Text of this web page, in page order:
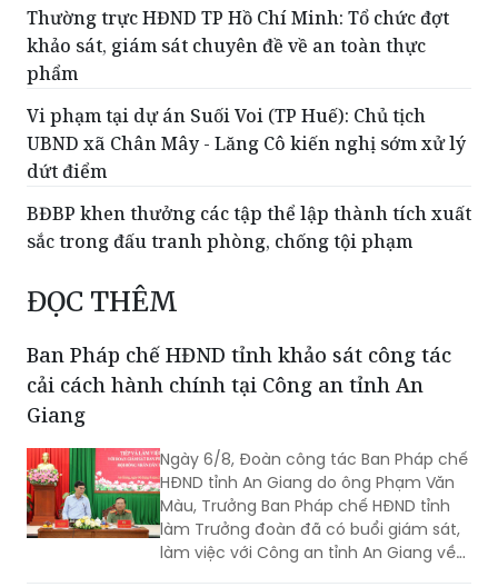
Thường trực HĐND TP Hồ Chí Minh: Tổ chức đợt
khảo sát, giám sát chuyên đề về an toàn thực
phẩm
Vi phạm tại dự án Suối Voi (TP Huế): Chủ tịch
UBND xã Chân Mây - Lăng Cô kiến nghị sớm xử lý
dứt điểm
BĐBP khen thưởng các tập thể lập thành tích xuất
sắc trong đấu tranh phòng, chống tội phạm
ĐỌC THÊM
Ban Pháp chế HĐND tỉnh khảo sát công tác
cải cách hành chính tại Công an tỉnh An
Giang
Ngày 6/8, Đoàn công tác Ban Pháp chế
HĐND tỉnh An Giang do ông Phạm Văn
Màu, Trưởng Ban Pháp chế HĐND tỉnh
làm Trưởng đoàn đã có buổi giám sát,
làm việc với Công an tỉnh An Giang về